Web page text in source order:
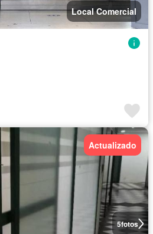
Local Comercial
5fotos
Actualizado